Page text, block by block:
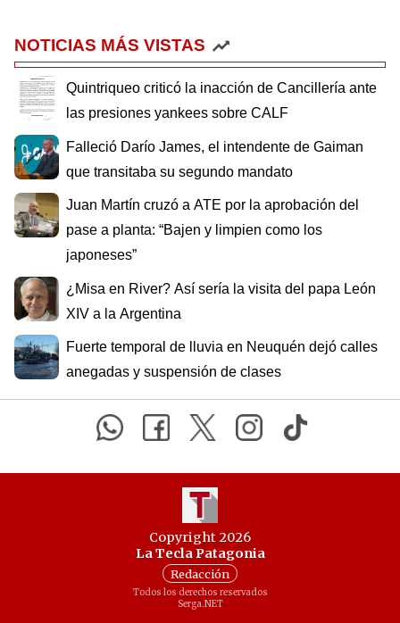
NOTICIAS MÁS VISTAS
Quintriqueo criticó la inacción de Cancillería ante
las presiones yankees sobre CALF
Falleció Darío James, el intendente de Gaiman
que transitaba su segundo mandato
Juan Martín cruzó a ATE por la aprobación del
pase a planta: “Bajen y limpien como los
japoneses”
¿Misa en River? Así sería la visita del papa León
XIV a la Argentina
Fuerte temporal de lluvia en Neuquén dejó calles
anegadas y suspensión de clases
Copyright 2026
La Tecla Patagonia
Redacción
Todos los derechos reservados
Serga.NET